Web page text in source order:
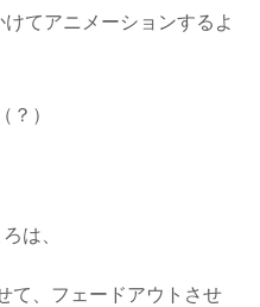
てアニメーションするよ
？）
は、
て、フェードアウトさせ